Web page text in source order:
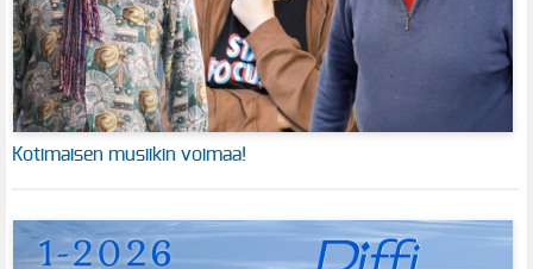
Kotimaisen musiikin voimaa!